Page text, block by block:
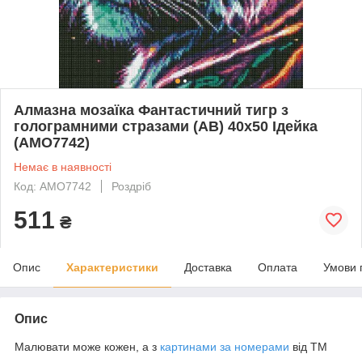
Алмазна мозаїка Фантастичний тигр з
голограмними стразами (AB) 40х50 Ідейка
(AMO7742)
Немає в наявності
Код: AMO7742
Роздріб
511 ₴
Опис Характеристики Доставка Оплата Умови
Опис
Малювати може кожен, а з картинами за номерами від ТМ